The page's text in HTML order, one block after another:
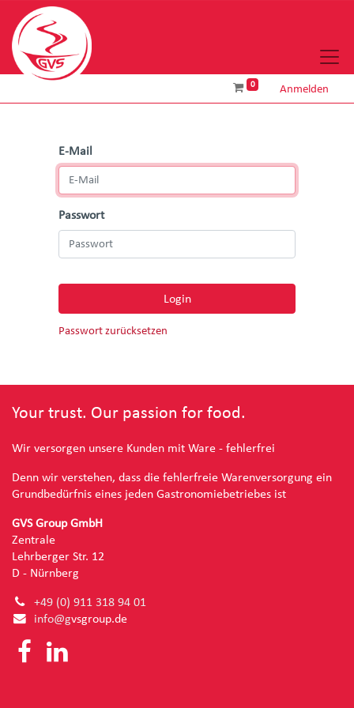
0 Anmelden
E-Mail
Passwort
Login
Passwort zurücksetzen
Your trust. Our passion for food.
Wir versorgen unsere Kunden mit Ware - fehlerfrei
Denn wir verstehen, dass die fehlerfreie Warenversorgung ein
Grundbedürfnis eines jeden Gastronomiebetriebes ist
GVS Group GmbH
Zentrale
Lehrberger Str. 12
D - Nürnberg
+49 (0) 911 318 94 01
info@gvsgroup.de